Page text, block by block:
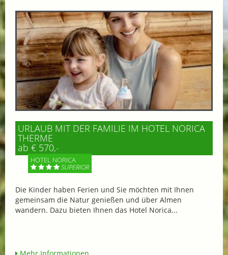
URLAUB MIT DER FAMILIE IM HOTEL NORICA
THERME
ab € 570,-
HOTEL NORICA
SUPERIOR
Die Kinder haben Ferien und Sie möchten mit Ihnen
gemeinsam die Natur genießen und über Almen
wandern. Dazu bieten Ihnen das Hotel Norica...
Mehr Informationen